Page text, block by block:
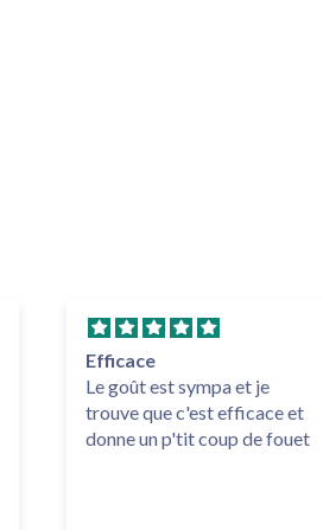
Efficace
Le goût est sympa et je
trouve que c'est efficace et
donne un p'tit coup de fouet